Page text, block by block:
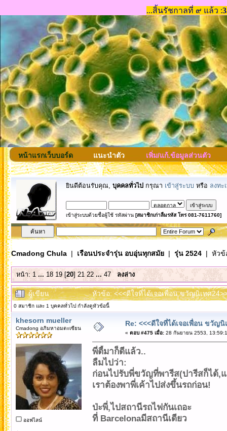
หน้าแรกเว็บบอร์ด แนะนำตัว เพิ่ม/แก้.ข้อมูลส่วนตัว
ยินดีต้อนรับคุณ, บุคคลทั่วไป กรุณา เข้าสู่ระบบ หรือ ลงทะ
เข้าสู่ระบบด้วยชื่อผู้ใช้ รหัสผ่าน [สมาชิกเก่าลืมรหัส โทร 081-7611760]
Cmadong Chula| เรือนประจำรุ่น อบอุ่นทุกสมัย| รุ่น 2524| หัวข้
หน้า:1 ... 18 19[20]21 22 ...47 ลงล่าง
ผู้เขียน หัวข้อ: <<<ดีใจที่ได้เจอเพื่อน ขวัญนิเทศ
0 สมาชิก และ 1 บุคคลทั่วไป กำลังดูหัวข้อนี้
khesorn mueller
Cmadong อภิมหาอมตะเซียน
ออฟไลน์
Re: <<<ดีใจที่ได้เจอเพื่อน ขวัญนิ
« ตอบ #475 เมื่อ:28 กันยายน 2553,
พี่ตี้มาก็ดีแล้ว..
ลืมไปว่า:
ก่อนไปรับพี่ขวัญที่พารีส(ปารีสก็ได้,
เราต้องพาพี่เค้าไปส่งขึ้นรถก่อน!
ป่ะพี่,ไปสถานีรถไฟกันเถอะ
ที่ Barcelonaมีสถานีเดียว